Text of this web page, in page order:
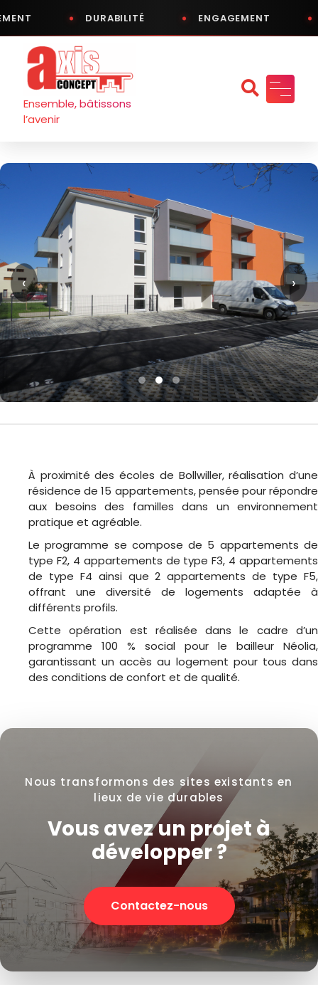
DURABILITÉ ENGAGEMENT
contenu
Ensemble, bâtissons
l’avenir
‹ ›
À proximité des écoles de Bollwiller, réalisation d’une
résidence de 15 appartements, pensée pour répondre
aux besoins des familles dans un environnement
pratique et agréable.
Le programme se compose de 5 appartements de
type F2, 4 appartements de type F3, 4 appartements
de type F4 ainsi que 2 appartements de type F5,
offrant une diversité de logements adaptée à
différents profils.
Cette opération est réalisée dans le cadre d’un
programme 100 % social pour le bailleur Néolia,
garantissant un accès au logement pour tous dans
des conditions de confort et de qualité.
Nous transformons des sites existants en
lieux de vie durables
Vous avez un projet à
développer ?
Contactez-nous